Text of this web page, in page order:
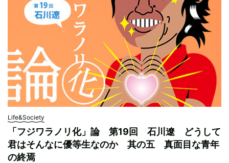
Life&Society
「フジワラノリ化」論 第19回 石川遼 どうして
君はそんなに優等生なのか 其の五 真面目な青年
の終焉